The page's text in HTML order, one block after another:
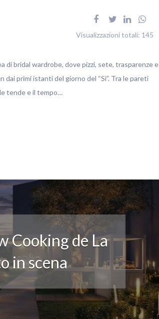
Visualizzazioni totali: 145
di bridal wardrobe, dove pizzi, sete, trasparenze e
primi istanti del giorno del “Sì”. Tra le pareti
tende e il tempo…
Cooking de La
in scena